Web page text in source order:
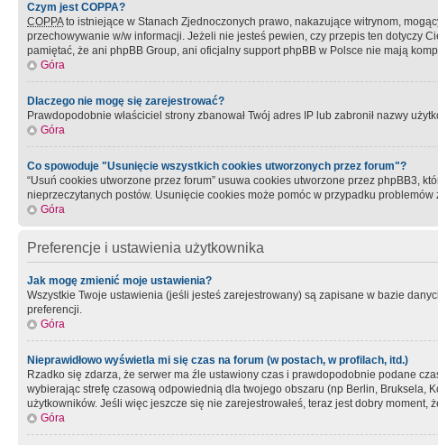
Czym jest COPPA?
COPPAto istniejące w Stanach Zjednoczonych prawo, nakazujące witrynom,
przechowywanie w/w informacji. Jeżeli nie jesteś pewien, czy przepis ten dotyczy
pamiętać, że ani phpBB Group, ani oficjalny support phpBB w Polsce nie mają
Góra
Dlaczego nie mogę się zarejestrować?
Prawdopodobnie właściciel strony zbanował Twój adres IP lub zabronił nazwy
Góra
Co spowoduje "Usunięcie wszystkich cookies utworzonych przez forum"?
“Usuń cookies utworzone przez forum” usuwa cookies utworzone przez phpBB3,
nieprzeczytanych postów. Usunięcie cookies może pomóc w przypadku
Góra
Preferencje i ustawienia użytkownika
Jak mogę zmienić moje ustawienia?
Wszystkie Twoje ustawienia (jeśli jesteś zarejestrowany) są zapisane w bazie
preferencji.
Góra
Nieprawidłowo wyświetla mi się czas na forum (w postach, w profilach, itd.)
Rzadko się zdarza, że serwer ma źle ustawiony czas i prawdopodobnie podane
wybierając strefę czasową odpowiednią dla twojego obszaru (np Berlin, Bruksela,
użytkowników. Jeśli więc jeszcze się nie zarejestrowałeś, teraz jest dobry moment,
Góra